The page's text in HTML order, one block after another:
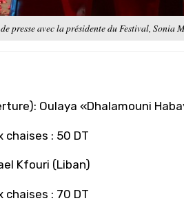
presse avec la présidente du Festival, Sonia
Oulaya «Dhalamouni
chaises : 50 DT
Kfouri (Liban)
chaises : 70 DT